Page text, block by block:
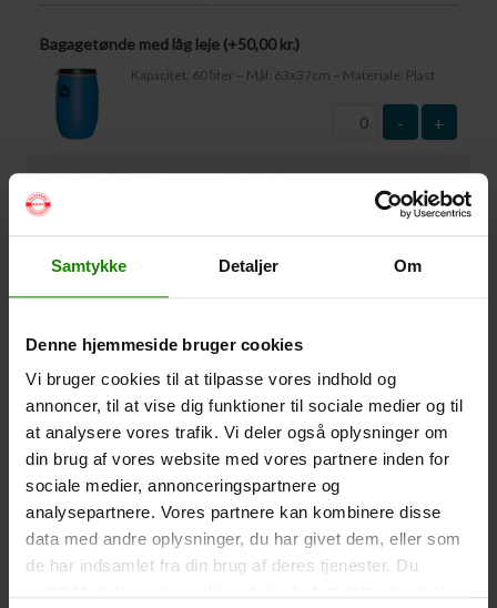
Samtykke Detaljer Om
Denne hjemmeside bruger cookies
Vi bruger cookies til at tilpasse vores indhold og
annoncer, til at vise dig funktioner til sociale medier og til
at analysere vores trafik. Vi deler også oplysninger om
din brug af vores website med vores partnere inden for
sociale medier, annonceringspartnere og
analysepartnere. Vores partnere kan kombinere disse
data med andre oplysninger, du har givet dem, eller som
de har indsamlet fra din brug af deres tjenester. Du
Bagagetønde med låg leje (+50,00kr.)
Kapacitet: 60 liter – Mål: 63x37cm – Materiale: Plast
- +
Vandtæt Pakpose Large (+95,00kr.)
Volumen: 36 liter – Størrelse: 30x30x61cm. –
-
100% Polyester
- +
Vandtæt Smartphone Etui (+60,00kr.)
Størrelse 22,5×11,5cm. Telefonen kan betjenes når
den er i etuiet. Vandtæt ned til 1 meter.